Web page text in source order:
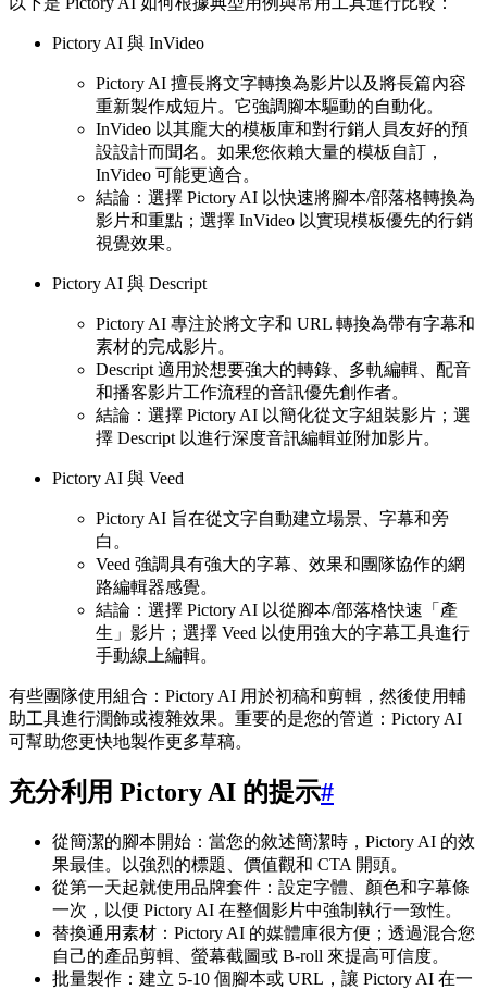
Pictory AI 與 InVideo
Pictory AI 擅長將文字轉換為影片以及將長篇內容
重新製作成短片。它強調腳本驅動的自動化。
InVideo 以其龐大的模板庫和對行銷人員友好的預
設設計而聞名。如果您依賴大量的模板自訂，
InVideo 可能更適合。
結論：選擇 Pictory AI 以快速將腳本/部落格轉換為
影片和重點；選擇 InVideo 以實現模板優先的行銷
視覺效果。
Pictory AI 與 Descript
Pictory AI 專注於將文字和 URL 轉換為帶有字幕和
素材的完成影片。
Descript 適用於想要強大的轉錄、多軌編輯、配音
和播客影片工作流程的音訊優先創作者。
結論：選擇 Pictory AI 以簡化從文字組裝影片；選
擇 Descript 以進行深度音訊編輯並附加影片。
Pictory AI 與 Veed
Pictory AI 旨在從文字自動建立場景、字幕和旁
白。
Veed 強調具有強大的字幕、效果和團隊協作的網
路編輯器感覺。
結論：選擇 Pictory AI 以從腳本/部落格快速「產
生」影片；選擇 Veed 以使用強大的字幕工具進行
手動線上編輯。
有些團隊使用組合：Pictory AI 用於初稿和剪輯，然後使用輔
助工具進行潤飾或複雜效果。重要的是您的管道：Pictory AI
可幫助您更快地製作更多草稿。
充分利用 Pictory AI 的提示#
從簡潔的腳本開始：當您的敘述簡潔時，Pictory AI 的效
果最佳。以強烈的標題、價值觀和 CTA 開頭。
從第一天起就使用品牌套件：設定字體、顏色和字幕條
一次，以便 Pictory AI 在整個影片中強制執行一致性。
替換通用素材：Pictory AI 的媒體庫很方便；透過混合您
自己的產品剪輯、螢幕截圖或 B-roll 來提高可信度。
批量製作：建立 5-10 個腳本或 URL，讓 Pictory AI 在一